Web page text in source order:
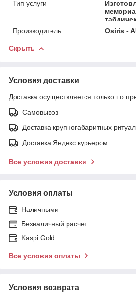
Тип услуги
табличек
Производитель
Osiris -
Скрыть
Условия доставки
Доставка осуществляется только по
Самовывоз
Доставка крупногабаритных
Доставка Яндекс курьером
Все условия доставки
Условия оплаты
Наличными
Безналичный расчет
Kaspi Gold
Все условия оплаты
Условия возврата